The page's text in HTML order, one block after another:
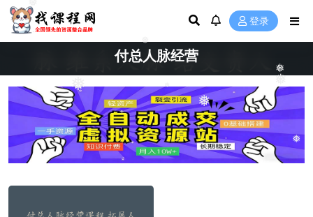
❅
❅
❅
❅
❅
❅
❅
❅
登录
付总人脉经营